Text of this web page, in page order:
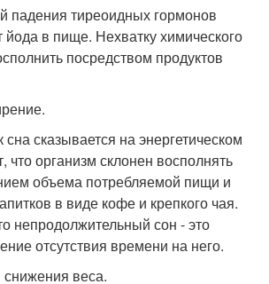
падения тиреоидных гормонов
в пище. Нехватку химического
посредством продуктов
сказывается на энергетическом
что организм склонен восполнять
объема потребляемой пищи и
в виде кофе и крепкого чая.
непродолжительный сон - это
отсутствия времени на него.
веса.